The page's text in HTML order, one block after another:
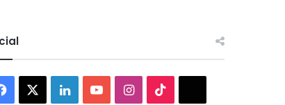
Facebook LinkedInYouTubeInstagram